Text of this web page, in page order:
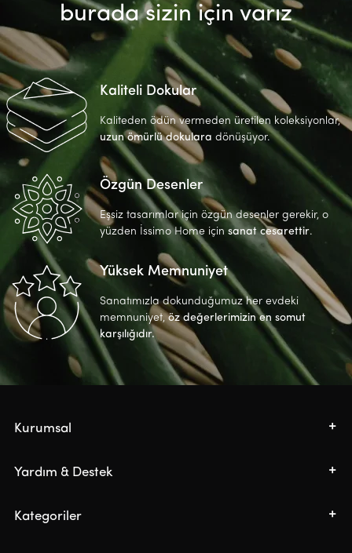
burada sizin için varız
Kaliteli Dokular
Kaliteden ödün vermeden üretilen koleksiyonlar,
uzun ömürlü dokulara dönüşüyor.
Özgün Desenler
Eşsiz tasarımlar için özgün desenler gerekir, o
yüzden İssimo Home içinsanat cesarettir.
Yüksek Memnuniyet
Sanatımızla dokunduğumuz her evdeki
memnuniyet, öz değerlerimizin en somut
karşılığıdır.
Kurumsal
Yardım & Destek
Kategoriler